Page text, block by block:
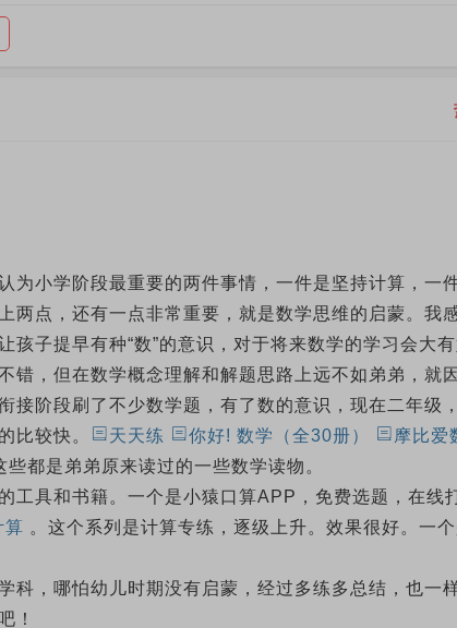
为小学阶段最重要的两件事情，一件是坚持计算，一
两点，还有一点非常重要，就是数学思维的启蒙。我
孩子提早有种“数”的意识，对于将来数学的学习会大
错，但在数学概念理解和解题思路上远不如弟弟，就
接阶段刷了不少数学题，有了数的意识，现在二年级
比较快。
天天练 你好! 数学（全30册）
摩比爱
些都是弟弟原来读过的一些数学读物。
工具和书籍。一个是小猿口算APP，免费选题，在线
算 。这个系列是计算专练，逐级上升。效果很好。一
科，哪怕幼儿时期没有启蒙，经过多练多总结，也一
！